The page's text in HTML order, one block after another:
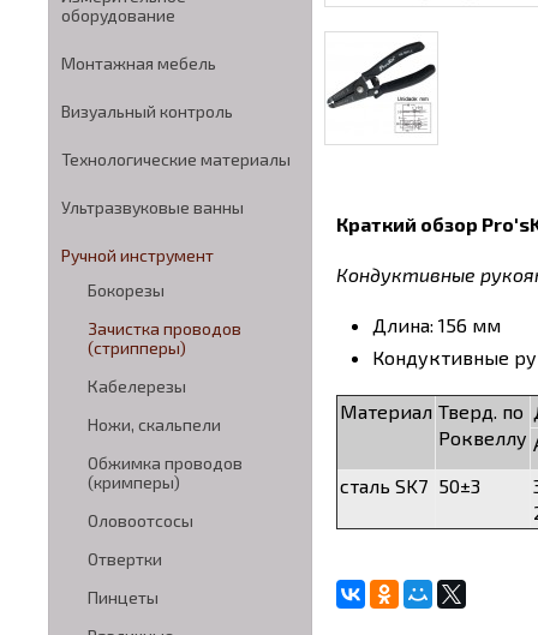
оборудование
Монтажная мебель
Визуальный контроль
Технологические материалы
Ультразвуковые ванны
Ручной инструмент
Бокорезы
Зачистка проводов
(стрипперы)
Кабелерезы
Ножи, скальпели
Обжимка проводов
(кримперы)
Оловоотсосы
Отвертки
Пинцеты
Краткий обзор
Кондуктивные
Длина: 156 мм
Кондуктивные
Материал Тверд. по
Роквеллу
сталь SK7 50±3